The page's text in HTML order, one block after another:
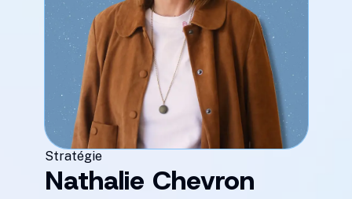
Stratégie
Nathalie Chevron